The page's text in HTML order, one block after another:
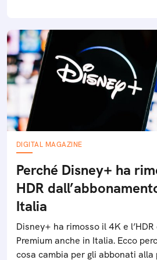
DIGITAL MAGAZINE
Perché Disney+ ha
HDR
Italia
Disney+ ha rimosso il 4K e
Premium anche in Italia. Ecco
cosa cambia per gli abbonati